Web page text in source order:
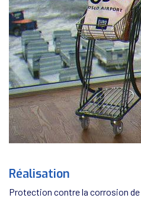
Réalisation
Protection contre la corrosion